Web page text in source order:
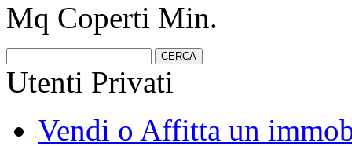
Mq Coperti Min.
Utenti Privati
Vendi o Affitta un